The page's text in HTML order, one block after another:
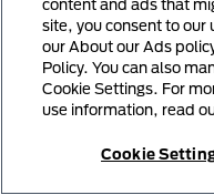
30(10),
1
content and ads that
site, you consent to our
our About our Ads
Policy. You can also
Cookie Settings. For
use information, read
Cookie